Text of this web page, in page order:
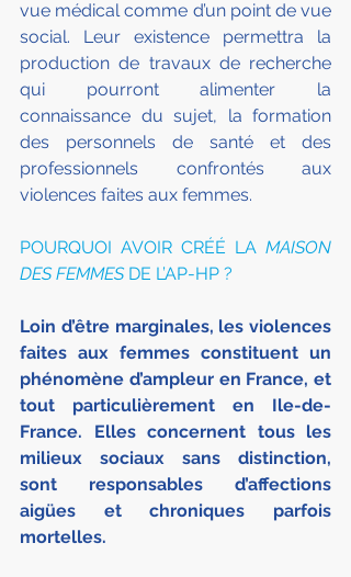
vue médical comme d’un point de vue
social. Leur existence permettra la
production de travaux de recherche
qui pourront alimenter la
connaissance du sujet, la formation
des personnels de santé et des
professionnels confrontés aux
violences faites aux femmes.
POURQUOI AVOIR CRÉÉ LA MAISON
DES FEMMES DE L’AP-HP ?
Loin d’être marginales, les violences
faites aux femmes constituent un
phénomène d’ampleur en France, et
tout particulièrement en Ile-de-
France. Elles concernent tous les
milieux sociaux sans distinction,
sont responsables d’affections
aigües et chroniques parfois
mortelles.